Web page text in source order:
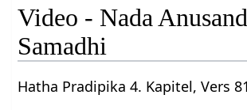
Video - Nada
Samadhi
Hatha Pradipika 4. Kapitel, Vers 81